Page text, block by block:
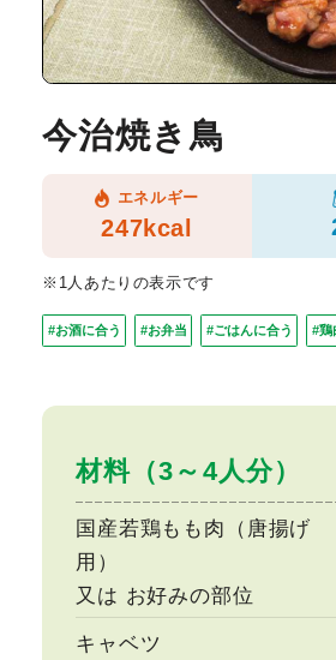
材料（3～4人分）
国産若鶏もも肉（唐揚げ
用）
又は お好みの部位
キャベツ
今治焼き鳥
エネルギー
247kcal
※1人あたりの表示です
#お酒に合う #お弁当 #ごはんに合う #鶏